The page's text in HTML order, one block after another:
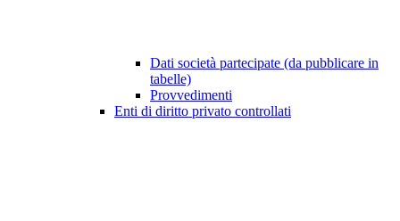
Dati società partecipate (da pubblicare in
tabelle)
Provvedimenti
Enti di diritto privato controllati